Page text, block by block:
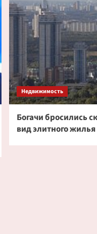
Недвижимость
Богачи бросились
вид элитного